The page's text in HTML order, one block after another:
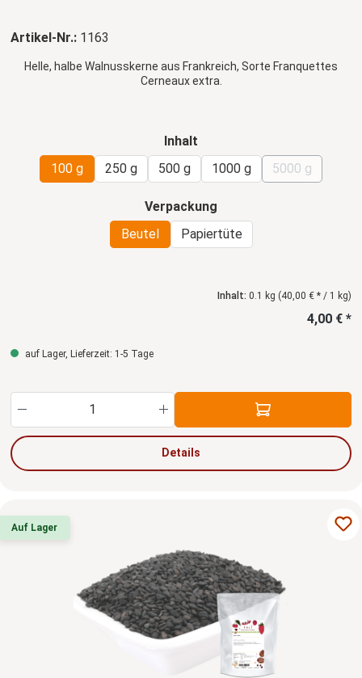
Artikel-Nr.: 1163
Helle, halbe Walnusskerne aus Frankreich, Sorte Franquettes
Cerneaux extra.
Inhalt
100 g
250 g 500 g 1000 g 5000 g
(Diese
Verpackung
Beutel
Papiertüte
Inhalt: 0.1 kg (40,00 € * / 1 kg)
4,00 € *
auf Lager, Lieferzeit: 1-5 Tage
Produkt Anzahl: Gib den gewünschten Wert
Details
Auf Lager